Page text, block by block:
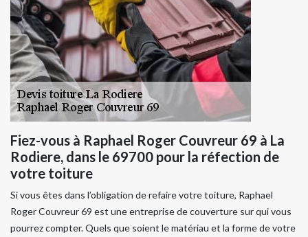
Fiez-vous à Raphael Roger Couvreur 69 à La
Rodiere, dans le 69700 pour la réfection de
votre toiture
Si vous êtes dans l’obligation de refaire votre toiture, Raphael
Roger Couvreur 69 est une entreprise de couverture sur qui vous
pourrez compter. Quels que soient le matériau et la forme de votre